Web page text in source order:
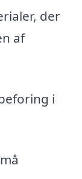
der
af
i